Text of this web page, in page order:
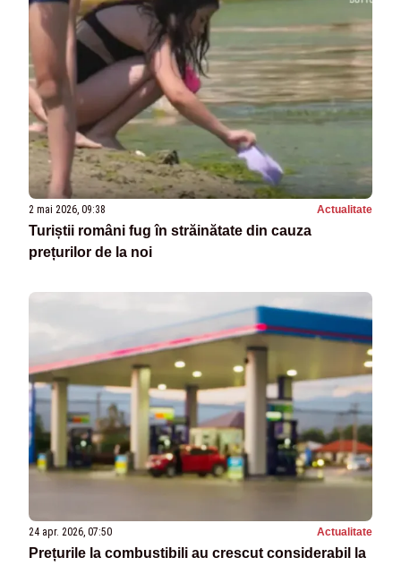
2 mai 2026, 09:38 Actualitate
Turiștii români fug în străinătate din cauza
prețurilor de la noi
24 apr. 2026, 07:50 Actualitate
Prețurile la combustibili au crescut considerabil la